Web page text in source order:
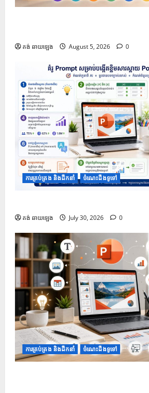
គង់ ឆាយឡេង August 5, 2026 0
ការគ្រប់គ្រង និងដឹកនាំ ចំណេះដឹងទូទៅ
គង់ ឆាយឡេង July 30, 2026 0
ការគ្រប់គ្រង និងដឹកនាំ ចំណេះដឹងទូទៅ